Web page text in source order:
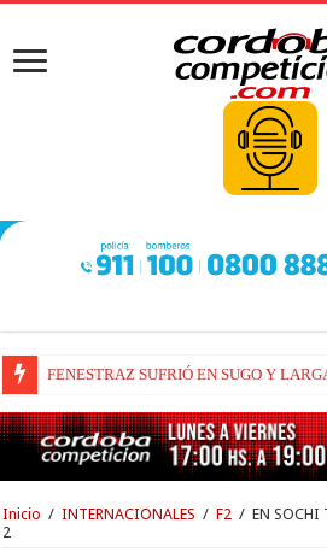
FENESTRAZ SUFRIÓ EN SUGO Y
Inicio / INTERNACIONALES / F2 / EN SOCHI
2